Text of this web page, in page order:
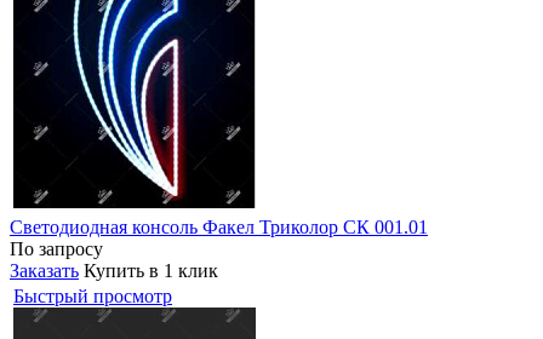
Светодиодная консоль Факел Триколор СК 001.01
По запросу
Заказать Купить в 1 клик
Быстрый просмотр